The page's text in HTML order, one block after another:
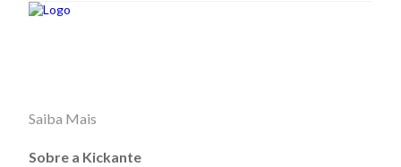
Saiba Mais
Sobre a Kickante